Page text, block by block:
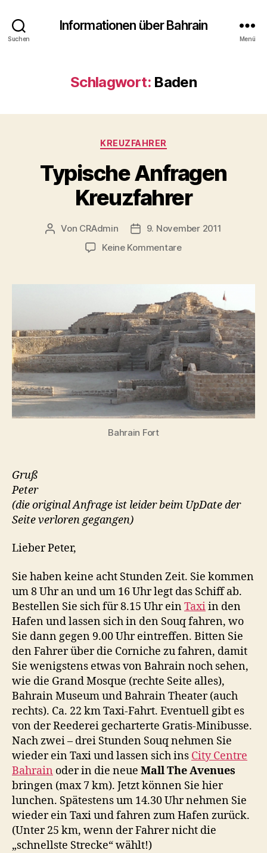
Suchen
Informationen über Bahrain
Menü
Schlagwort: Baden
Kategorien
KREUZFAHRER
Typische Anfragen
Kreuzfahrer
Beitragsautor
Von CRAdmin Veröffentlichungsdatum
9. November 2011
Keine Kommentarezu
Kreuzfahrer
Bahrain Fort
Gruß
Peter
(die original Anfrage ist leider beim UpDate der
Seite verloren gegangen)
Lieber Peter,
Sie haben keine acht Stunden Zeit. Sie kommen
um 8 Uhr an und um 16 Uhr legt das Schiff ab.
Bestellen Sie sich für 8.15 Uhr einTaxiin den
Hafen und lassen sich in den Souq fahren, wo
Sie dann gegen 9.00 Uhr eintreffen. Bitten Sie
den Fahrer über die Corniche zu fahren, damit
Sie wenigstens etwas von Bahrain noch sehen,
wie die Grand Mosque (rechte Seite alles),
Bahrain Museum und Bahrain Theater (auch
rechts). Ca. 22 km Taxi-Fahrt. Eventuell gibt es
von der Reederei gecharterte Gratis-Minibusse.
Nach zwei – drei Stunden Souq nehmen Sie
wieder ein Taxi und lassen sich ins City Centre
Bahrain oder in die neue Mall The Avenues
bringen (max 7 km). Jetzt können Sie hier
lunchen. Spätestens um 14.30 Uhr nehmen Sie
wieder ein Taxi und fahren zum Hafen zurück.
(Unter 25 km, wenn der Fahrer nicht die
„schnellste Strecke“ wählt!)